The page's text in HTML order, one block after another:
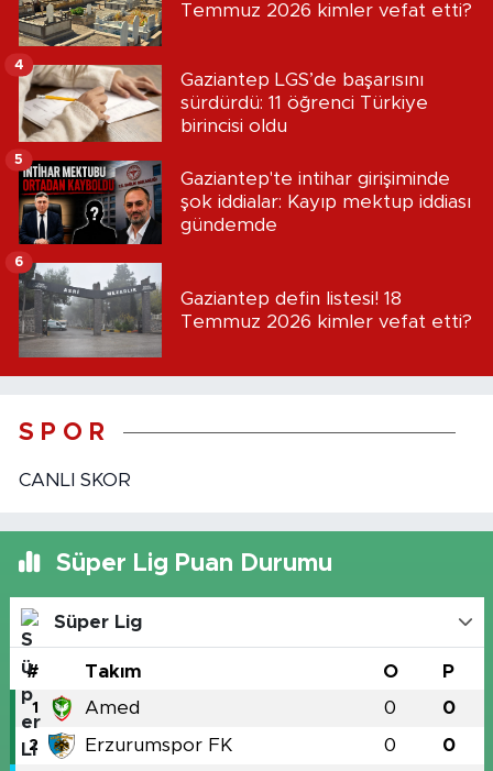
Temmuz 2026 kimler vefat etti?
Gaziantep LGS’de başarısını
sürdürdü: 11 öğrenci Türkiye
birincisi oldu
4
Gaziantep'te intihar girişiminde
şok iddialar: Kayıp mektup iddiası
gündemde
5
Gaziantep defin listesi! 18
Temmuz 2026 kimler vefat etti?
6
S P O R
CANLI SKOR
Süper Lig Puan Durumu
Süper Lig
# Takım O P
1 Amed 0 0
2 Erzurumspor FK 0 0